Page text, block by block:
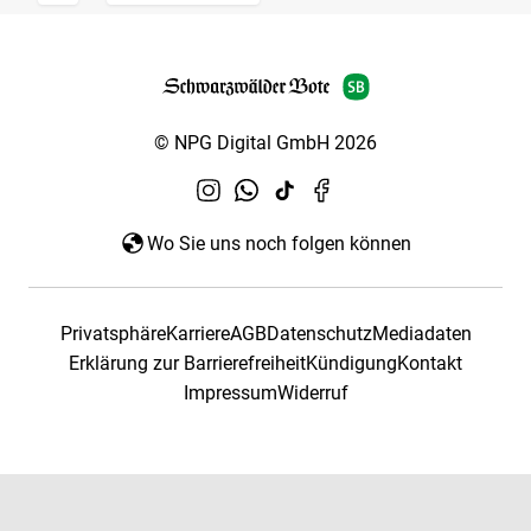
© NPG Digital GmbH 2026
Wo Sie uns noch folgen können
PrivatsphäreKarriereAGBDatenschutzMediadaten
Erklärung zur BarrierefreiheitKündigungKontakt
ImpressumWiderruf